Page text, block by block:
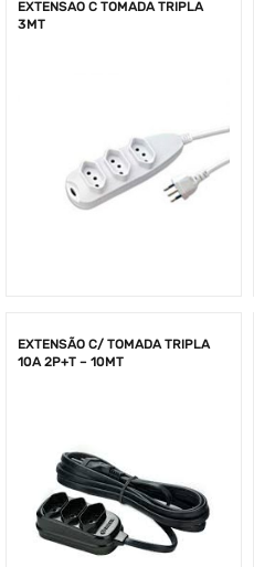
EXTENSAO C TOMADA TRIPLA
3MT
EXTENSÃO C/ TOMADA TRIPLA
10A 2P+T – 10MT